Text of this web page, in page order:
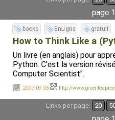
page
books EnLigne gratuit
How to Think Like a
Un livre (en anglais) pour
Python. C'est la version
Computer Scientist".
2007-09-05 http://
Links per page: 20